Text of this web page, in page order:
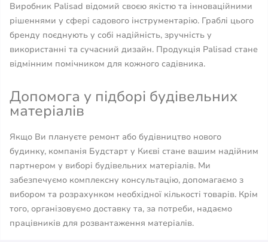
Виробник Palisad відомий своєю якістю та інноваційними
рішеннями у сфері садового інструментарію. Граблі цього
бренду поєднують у собі надійність, зручність у
використанні та сучасний дизайн. Продукція Palisad стане
відмінним помічником для кожного садівника.
Допомога у підборі будівельних
матеріалів
Якщо Ви плануєте ремонт або будівництво нового
будинку, компанія Будстарт у Києві стане вашим надійним
партнером у виборі будівельних матеріалів. Ми
забезпечуємо комплексну консультацію, допомагаємо з
вибором та розрахунком необхідної кількості товарів. Крім
того, організовуємо доставку та, за потреби, надаємо
працівників для розвантаження матеріалів.